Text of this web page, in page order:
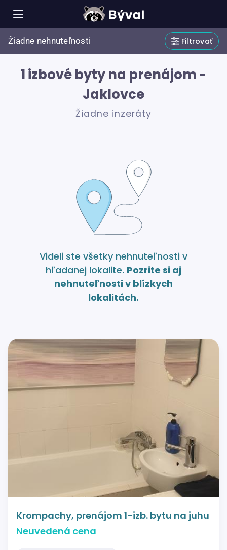
Žiadne nehnuteľnosti Filtrovať
1 izbové byty na prenájom -
Jaklovce
Žiadne inzeráty
Videli ste všetky nehnuteľnosti v
hľadanej lokalite. Pozrite si aj
nehnuteľnosti v blízkych
lokalitách.
Krompachy, prenájom 1-izb. bytu na juhu
Neuvedená cena